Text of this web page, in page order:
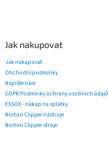
Jak nakupovat
Jak nakupovat
Obchodní podmínky
Napište nám
GDPR Podmínky ochrany osobních údajů
ESSOX - nákup na splátky
Norton Clipper nástroje
Norton Clipper stroje